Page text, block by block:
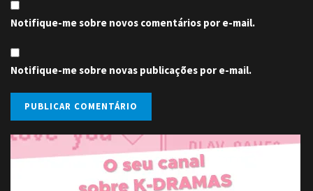
Notifique-me sobre novos comentários por e-mail.
Notifique-me sobre novas publicações por e-mail.